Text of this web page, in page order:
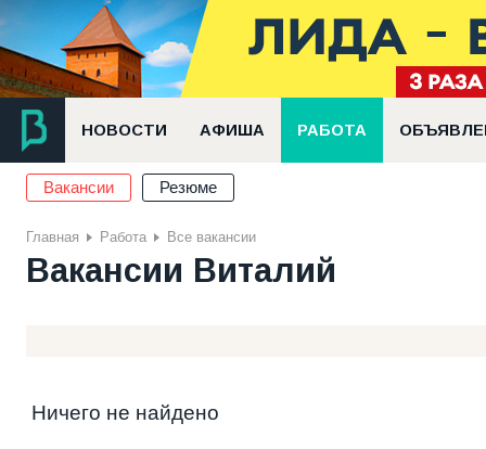
НОВОСТИ АФИША РАБОТА
Вакансии Резюме
Главная Работа Все вакансии
Вакансии Виталий
Ничего не найдено